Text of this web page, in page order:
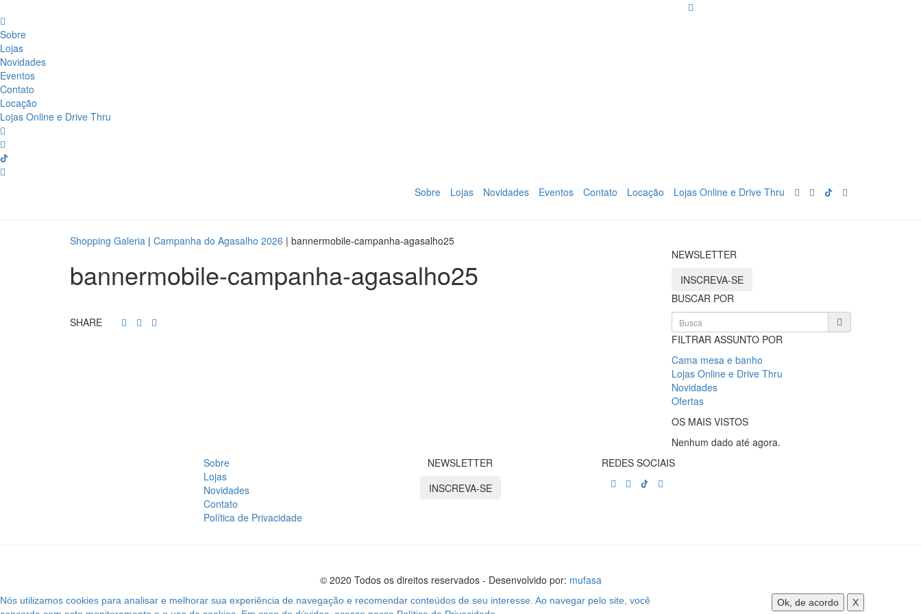
Sobre
Lojas
Novidades
Eventos
Contato
Locação
Lojas Online e Drive Thru
Sobre Lojas Novidades Eventos Contato Locação Lojas Online e Drive Thru
Shopping Galeria | Campanha do Agasalho 2026 | bannermobile-campanha-agasalho25
bannermobile-campanha-agasalho25
SHARE
NEWSLETTER
INSCREVA-SE
BUSCAR POR
FILTRAR ASSUNTO POR
Cama mesa e banho
Lojas Online e Drive Thru
Novidades
Ofertas
OS MAIS VISTOS
Nenhum dado até agora.
Sobre
Lojas
Novidades
Contato
Política de Privacidade
NEWSLETTER
INSCREVA-SE
REDES SOCIAIS
© 2020 Todos os direitos reservados - Desenvolvido por: mufasa
Nós utilizamos cookies para analisar e melhorar sua experiência de navegação e recomendar conteúdos de seu interesse. Ao navegar pelo site, você
Ok, de acordo X